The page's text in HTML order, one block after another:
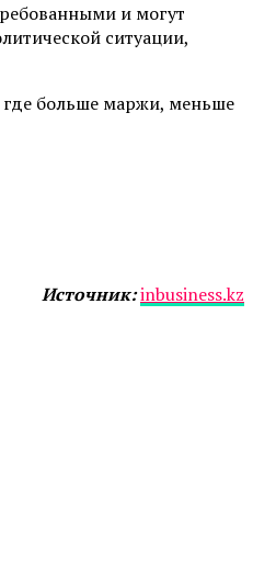
и могут
ситуации,
где больше маржи, меньше
Источник:inbusiness.kz